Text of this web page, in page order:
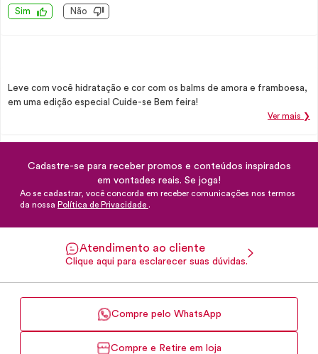
Sim Não
Leve com você hidratação e cor com os balms de amora e framboesa,
em uma edição especial Cuide-se Bem feira!
Ver mais ❯
Cadastre-se para receber promos e conteúdos inspirados
em vontades reais. Se joga!
Ao se cadastrar, você concorda em receber comunicações nos termos
da nossa Política de Privacidade .
Atendimento ao cliente
Clique aqui para esclarecer suas dúvidas.
Compre pelo WhatsApp
Compre e Retire em loja